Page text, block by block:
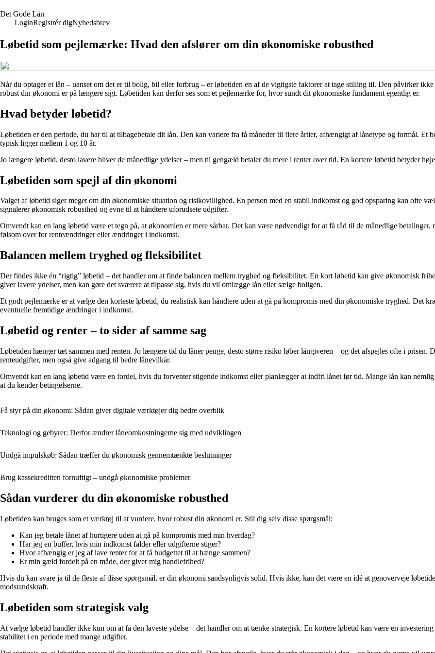
Det Gode Lån
LoginRegistrér digNyhedsbrev
Løbetid som pejlemærke: Hvad den afslører om din økonomiske robusthed
Når du optager et lån – uanset om det er til bolig, bil eller forbrug – er løbetiden en af de vigtigste faktorer at tage stilling til. Den påvirker
robust din økonomi er på længere sigt. Løbetiden kan derfor ses som et pejlemærke for, hvor sundt dit økonomiske fundament egentlig er.
Hvad betyder løbetid?
Løbetiden er den periode, du har til at tilbagebetale dit lån. Den kan variere fra få måneder til flere årtier, afhængigt af lånetype og formål. Et
typisk ligger mellem 1 og 10 år.
Jo længere løbetid, desto lavere bliver de månedlige ydelser – men til gengæld betaler du mere i renter over tid. En kortere løbetid betyder
Løbetiden som spejl af din økonomi
Valget af løbetid siger meget om din økonomiske situation og risikovillighed. En person med en stabil indkomst og god opsparing kan ofte
signalerer økonomisk robusthed og evne til at håndtere uforudsete udgifter.
Omvendt kan en lang løbetid være et tegn på, at økonomien er mere sårbar. Det kan være nødvendigt for at få råd til de månedlige
følsom over for renteændringer eller ændringer i indkomst.
Balancen mellem tryghed og fleksibilitet
Der findes ikke én “rigtig” løbetid – det handler om at finde balancen mellem tryghed og fleksibilitet. En kort løbetid kan give økonomisk
giver lavere ydelser, men kan gøre det sværere at tilpasse sig, hvis du vil omlægge lån eller sælge boligen.
Et godt pejlemærke er at vælge den korteste løbetid, du realistisk kan håndtere uden at gå på kompromis med din økonomiske tryghed. Det
eventuelle fremtidige ændringer i indkomst.
Løbetid og renter – to sider af samme sag
Løbetiden hænger tæt sammen med renten. Jo længere tid du låner penge, desto større risiko løber långiveren – og det afspejles ofte i prisen.
renteudgifter, men også give adgang til bedre lånevilkår.
Omvendt kan en lang løbetid være en fordel, hvis du forventer stigende indkomst eller planlægger at indfri lånet før tid. Mange lån kan
at du kender betingelserne.
Få styr på din økonomi: Sådan giver digitale værktøjer dig bedre overblik
Teknologi og gebyrer: Derfor ændrer låneomkostningerne sig med udviklingen
Undgå impulskøb: Sådan træffer du økonomisk gennemtænkte beslutninger
Brug kassekreditten fornuftigt – undgå økonomiske problemer
Sådan vurderer du din økonomiske robusthed
Løbetiden kan bruges som et værktøj til at vurdere, hvor robust din økonomi er. Stil dig selv disse spørgsmål:
Kan jeg betale lånet af hurtigere uden at gå på kompromis med min hverdag?
Har jeg en buffer, hvis min indkomst falder eller udgifterne stiger?
Hvor afhængig er jeg af lave renter for at få budgettet til at hænge sammen?
Er min gæld fordelt på en måde, der giver mig handlefrihed?
Hvis du kan svare ja til de fleste af disse spørgsmål, er din økonomi sandsynligvis solid. Hvis ikke, kan det være en idé at genoverveje
modstandskraft.
Løbetiden som strategisk valg
At vælge løbetid handler ikke kun om at få den laveste ydelse – det handler om at tænke strategisk. En kortere løbetid kan være en
stabilitet i en periode med mange udgifter.